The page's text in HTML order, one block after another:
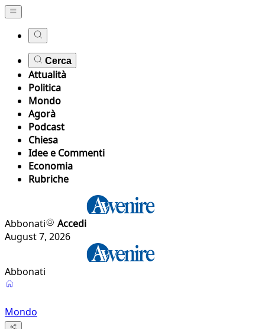
Cerca
Attualità
Politica
Mondo
Agorà
Podcast
Chiesa
Idee e Commenti
Economia
Rubriche
Abbonati
Accedi
August 7, 2026
Abbonati
Mondo